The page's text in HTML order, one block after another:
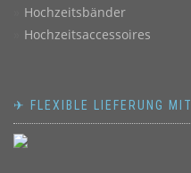
Hochzeitsbänder
Hochzeitsaccessoires
✈ FLEXIBLE LIEFERUNG MIT